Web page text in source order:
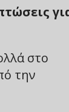
στο
την